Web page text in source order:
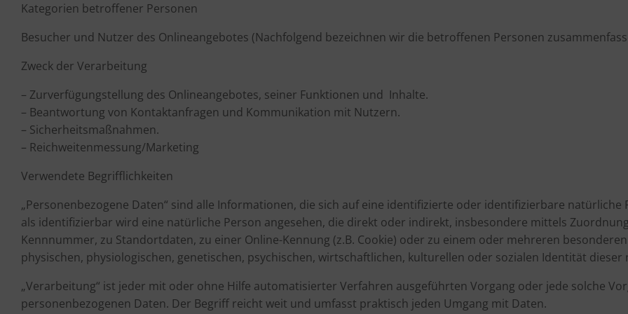
Kategorien betroffener Personen
Besucher und Nutzer des Onlineangebotes (Nachfolgend bezeichnen wir die betroffenen Personen
Zweck der Verarbeitung
– Zurverfügungstellung des Onlineangebotes, seiner Funktionen und Inhalte.
– Beantwortung von Kontaktanfragen und Kommunikation mit Nutzern.
– Sicherheitsmaßnahmen.
– Reichweitenmessung/Marketing
Verwendete Begrifflichkeiten
„Personenbezogene Daten“ sind alle Informationen, die sich auf eine identifizierte oder identifizierbare natürliche
als identifizierbar wird eine natürliche Person angesehen, die direkt oder indirekt, insbesondere mittels
Kennnummer, zu Standortdaten, zu einer Online-Kennung (z.B. Cookie) oder zu einem oder mehreren
physischen, physiologischen, genetischen, psychischen, wirtschaftlichen, kulturellen oder sozialen Identität
„Verarbeitung“ ist jeder mit oder ohne Hilfe automatisierter Verfahren ausgeführten Vorgang oder jede solche
personenbezogenen Daten. Der Begriff reicht weit und umfasst praktisch jeden Umgang mit Daten.